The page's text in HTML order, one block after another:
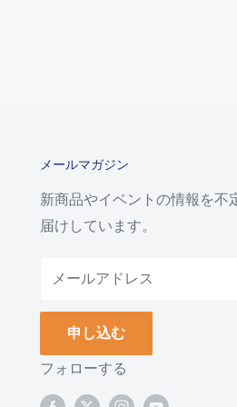
メールマガジン
新商品やイベントの情報を不
届けしています。
メールアドレス
申し込む
フォローする